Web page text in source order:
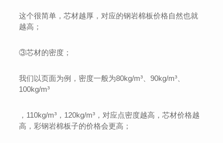
这个很简单，芯材越厚，对应的钢岩棉板价格自然也就
越高；
③芯材的密度；
我们以页面为例，密度一般为80kg/m³、90kg/m³、
100kg/m³
，110kg/m³，120kg/m³，对应点密度越高，芯材价格越
高，彩钢岩棉板子的价格会更高；